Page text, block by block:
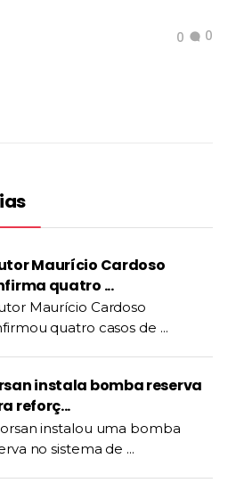
0 0
Maurício Cardoso
quatro ...
Maurício Cardoso
quatro casos de ...
instala bomba reserva
reforç...
instalou uma bomba
no sistema de ...